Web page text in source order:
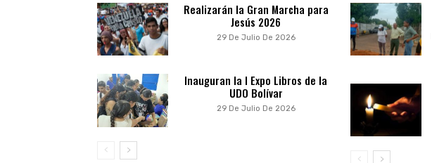
Realizarán la Gran Marcha para
Jesús 2026
29 De Julio De 2026
Inauguran la I Expo Libros de la
UDO Bolívar
29 De Julio De 2026